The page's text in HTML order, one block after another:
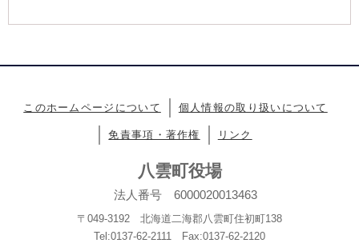
このホームページについて 個人情報の取り扱いについて
免責事項・著作権 リンク
八雲町役場
法人番号 6000020013463
〒049-3192 北海道二海郡八雲町住初町138
Tel:0137-62-2111 Fax:0137-62-2120